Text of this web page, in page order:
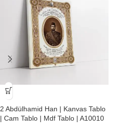
-23%
2 Abdülhamid Han | Kanvas Tablo
| Cam Tablo | Mdf Tablo | A10010